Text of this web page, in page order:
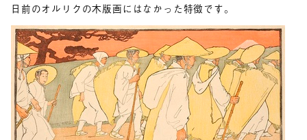
日前のオルリクの木版画にはなかった特徴です。